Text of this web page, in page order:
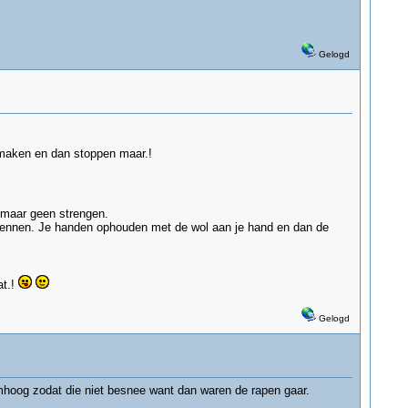
Gelogd
en dan stoppen maar.!
geen strengen.
Je handen ophouden met de wol aan je hand en dan de
Gelogd
zodat die niet besnee want dan waren de rapen gaar.